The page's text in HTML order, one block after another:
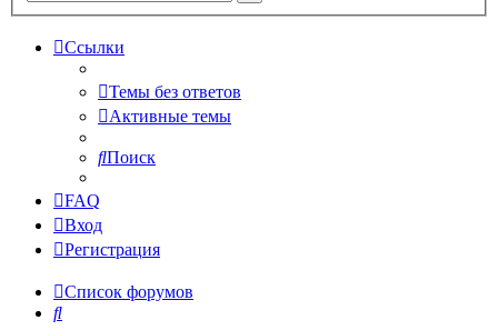
Ссылки
Темы без ответов
Активные темы
Поиск
FAQ
Вход
Регистрация
Список форумов
Поиск